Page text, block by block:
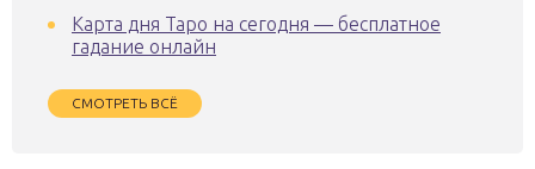
Карта дня Таро на сегодня — бесплатное
гадание онлайн
СМОТРЕТЬ ВСЁ